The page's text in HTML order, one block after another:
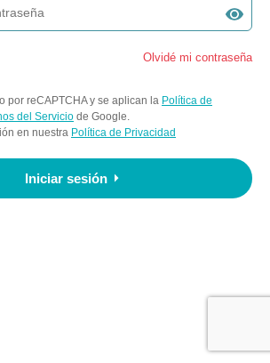
Olvidé mi contraseña
por reCAPTCHA y se aplican la Política de
del Servicio de Google.
en nuestra Política de Privacidad
Iniciar sesión